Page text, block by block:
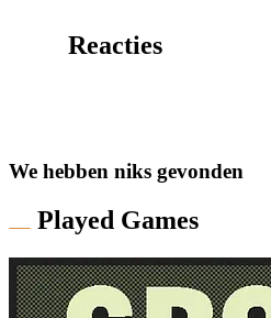
Reacties
We hebben niks gevonden
Played Games